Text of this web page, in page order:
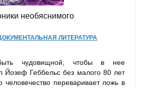
необяснимого
ЛИТЕРАТУРА
чудовищной, чтобы в нее
Йозеф Геббельс без малого 80 лет
человечество переваривает ложь в